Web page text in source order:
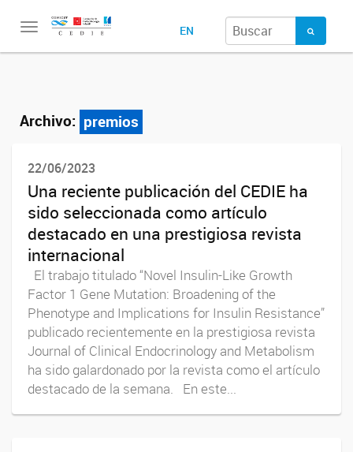
Toggle
EN
Archivo: premios
22/06/2023
Una reciente publicación del CEDIE ha
sido seleccionada como artículo
destacado en una prestigiosa revista
internacional
El trabajo titulado “Novel Insulin-Like Growth
Factor 1 Gene Mutation: Broadening of the
Phenotype and Implications for Insulin Resistance”
publicado recientemente en la prestigiosa revista
Journal of Clinical Endocrinology and Metabolism
ha sido galardonado por la revista como el artículo
destacado de la semana. En este...